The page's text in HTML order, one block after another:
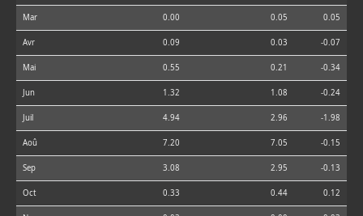
Mar 0.00 0.05 0.05
Avr 0.09 0.03 -0.07
Mai 0.55 0.21 -0.34
Jun 1.32 1.08 -0.24
Juil 4.94 2.96 -1.98
Aoû 7.20 7.05 -0.15
Sep 3.08 2.95 -0.13
Oct 0.33 0.44 0.12